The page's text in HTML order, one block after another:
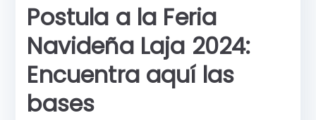
Postula a la Feria
Navideña Laja 2024:
Encuentra aquí las
bases